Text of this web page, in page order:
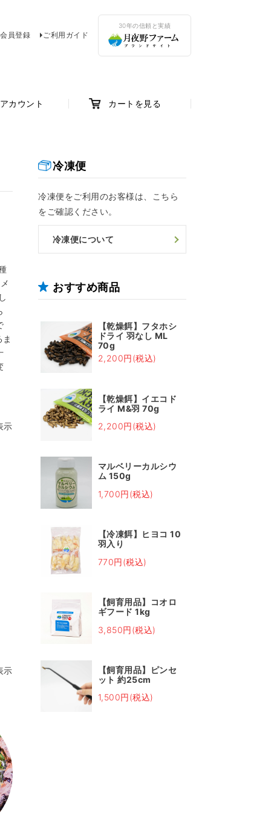
会員登録 ご利用ガイド
30年の信頼と実績
カウント カートを見る
冷凍便
冷凍便をご利用のお客様は、こちら
をご確認ください。
冷凍便について
おすすめ商品
【乾燥餌】フタホシ
ドライ 羽なし ML
70g
2,200円(税込)
【乾燥餌】イエコド
ライ M&羽 70g
2,200円(税込)
マルベリーカルシウ
ム 150g
1,700円(税込)
【冷凍餌】ヒヨコ 10
羽入り
770円(税込)
【飼育用品】コオロ
ギフード 1kg
3,850円(税込)
【飼育用品】ピンセ
ット 約25cm
1,500円(税込)
示
示